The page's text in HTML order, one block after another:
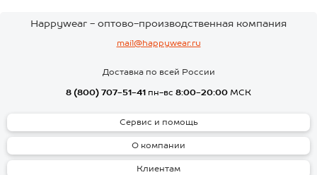
Happywear - оптово-производственная компания
mail@happywear.ru
Доставка по всей России
8 (800) 707-51-41 пн-вс 8:00-20:00 МСК
Сервис и помощь
О компании
Клиентам